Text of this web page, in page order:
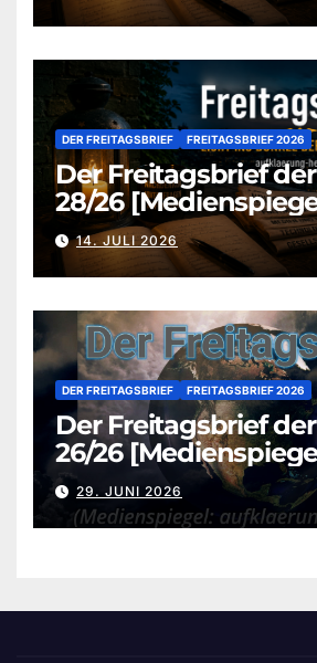
DER FREITAGSBRIEF FREITAGSBRIEF 2026
Der Freitagsbrief
28/26
aufklaerung-
14. JULI 2026
DER FREITAGSBRIEF FREITAGSBRIEF 2026
Der Freitagsbrief
26/26
aufklaerung-
29. JUNI 2026